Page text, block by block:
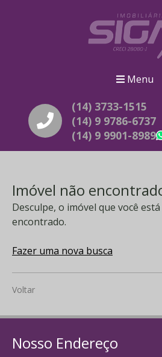
Menu
(14) 3733-1515
(14) 9 9786-6737
(14) 9 9901-8989
Imóvel não
Desculpe, o imóvel que você
encontrado.
Fazer uma nova busca
Voltar
Nosso Endereço